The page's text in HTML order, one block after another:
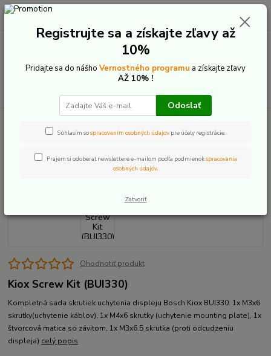
+421 907 20 22 33
0,00 €
Screw Kit (BUI330)
Kiox Screw Kit (BUI330)
Ohodnotiť produkt
Kiox Screw Kit (BUI330)
Kompletná sada skrutiek uchytenia displeju Bosch Kiox BUI330. 1x M3x6
skrutky(uchytenie káblov), 1x M4x6 skrutky (uchytenie mounting plate), 1x
štvorcová matica so závitom, 1x M3x6.5 skrutka (proti odcudzeniu
displeja) celý popis
Registrujte sa a získajte zľavy až
10%
Pridajte sa do nášho Vernostného programu a získajte zľavy
AŽ 10% !
Odoslať
Súhlasím sospracovaním osobných údajov pre účely registrácie.
Prajem si odoberať newslettere e-mailom podľa podmienokspracovania
osobných údajov.
Zatvoriť